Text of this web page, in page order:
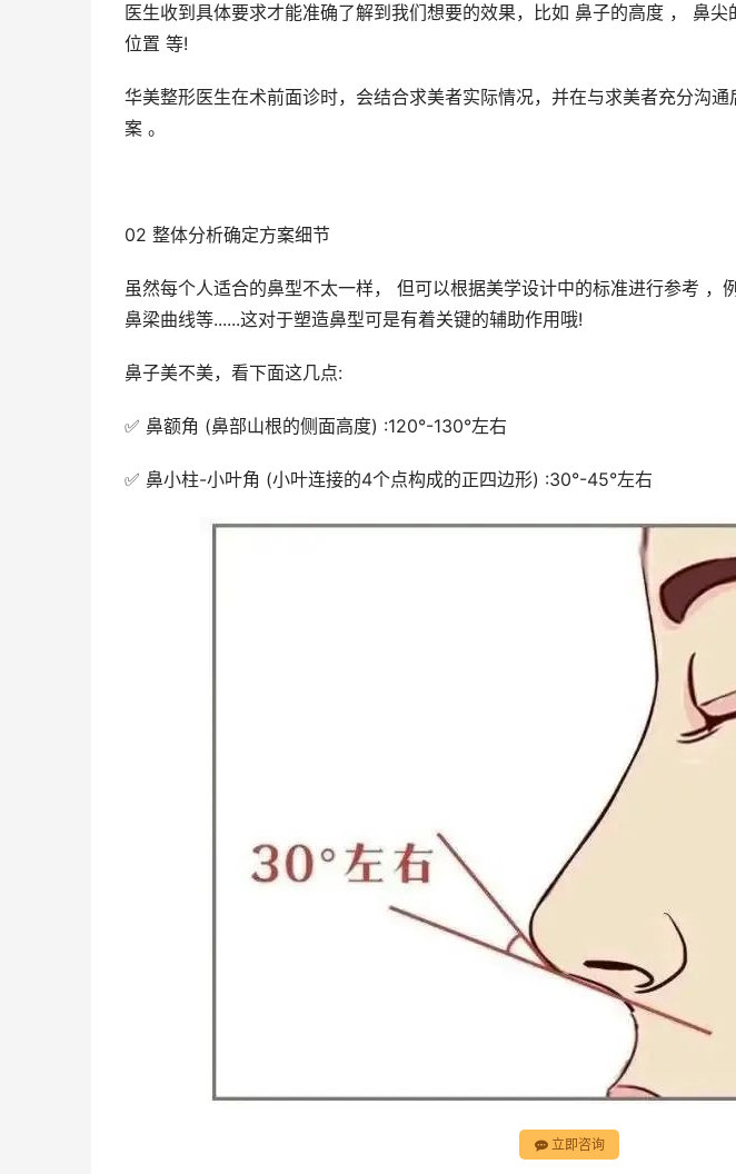
医生收到具体要求才能准确了解到我们想要的效果，比如 鼻子的高度 ， 鼻
位置 等!
华美整形医生在术前面诊时，会结合求美者实际情况，并在与求美者充分沟
案 。
02 整体分析确定方案细节
虽然每个人适合的鼻型不太一样， 但可以根据美学设计中的标准进行参考 ，
鼻梁曲线等......这对于塑造鼻型可是有着关键的辅助作用哦!
鼻子美不美，看下面这几点:
✅ 鼻额角 (鼻部山根的侧面高度) :120°-130°左右
✅ 鼻小柱-小叶角 (小叶连接的4个点构成的正四边形) :30°-45°左右
立即咨询